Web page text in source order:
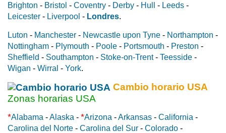
Brighton - Bristol - Coventry - Derby - Hull - Leeds -
Leicester - Liverpool - Londres.
Luton - Manchester - Newcastle upon Tyne - Northampton -
Nottingham - Plymouth - Poole - Portsmouth - Preston -
Sheffield - Southampton - Stoke-on-Trent- Teesside -
Wigan - Wirral - York.
Cambio horario USA
Zonas horarias USA
*Alabama -Alaska - *Arizona -Arkansas - California -
Carolina del Norte - Carolina del Sur - Colorado -